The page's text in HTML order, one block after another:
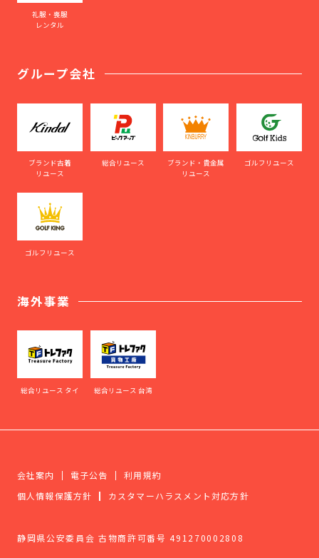
礼服・喪服
レンタル
グループ会社
ブランド古着
リユース
総合リユース
ブランド・貴金属
リユース
ゴルフリユース
ゴルフリユース
海外事業
総合リユース タイ 総合リユース 台湾
会社案内 電子公告
利用規約
個人情報保護方針
カスタマーハラスメント対応方針
静岡県公安委員会 古物商許可番号 491270002808